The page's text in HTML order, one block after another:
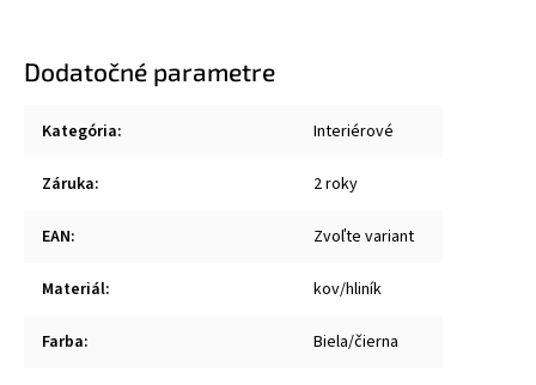
Dodatočné parametre
Kategória: Interiérové
Záruka: 2 roky
EAN: Zvoľte variant
Materiál: kov/hliník
Farba: Biela/čierna